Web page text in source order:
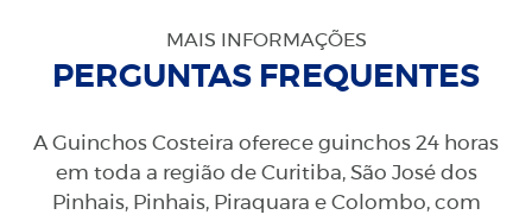
MAIS INFORMAÇÕES
PERGUNTAS FREQUENTES
A Guinchos Costeira oferece guinchos 24 horas
em toda a região de Curitiba, São José dos
Pinhais, Pinhais, Piraquara e Colombo, com